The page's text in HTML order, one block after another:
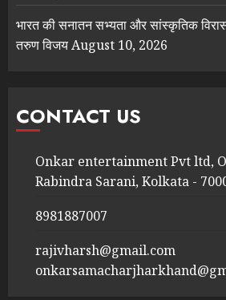
भारत की सनातन सभ्यता और सांस्कृतिक
तरुण विजयAugust 10, 2026
CONTACT US
Onkar entertainment Pvt ltd,
Rabindra Sarani, Kolkata -
8981887007
rajivharsh@gmail.com